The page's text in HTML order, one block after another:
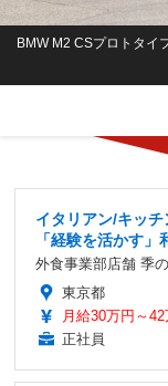
BMW M2 CSプロトタイ
イタリアン/キッ
「経験を活かす
外食事業部店舗 季
東京都
月給30万円～42
正社員